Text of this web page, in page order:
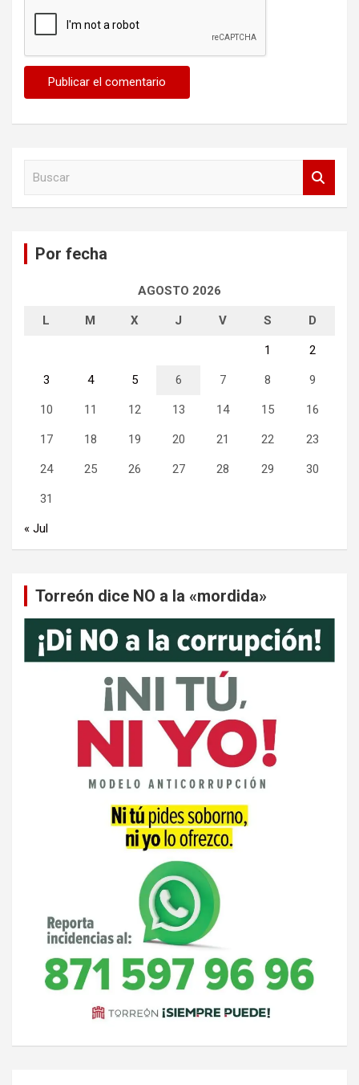
Por fecha
AGOSTO 2026
L M X J V S D
1 2
3 4 5 6 7 8 9
10 11 12 13 14 15 16
17 18 19 20 21 22 23
24 25 26 27 28 29 30
31
« Jul
Torreón dice NO a la «mordida»